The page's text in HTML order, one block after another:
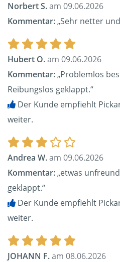
Norbert S.am 09.06.2026
Kommentar:„Sehr netter
Hubert O.am 09.06.2026
Kommentar:„Problemlos
Reibungslos geklappt.“
Der Kunde empfiehlt
weiter.
Andrea W.am 09.06.2026
Kommentar:„etwas
geklappt.“
Der Kunde empfiehlt
weiter.
JOHANN F.am 08.06.2026